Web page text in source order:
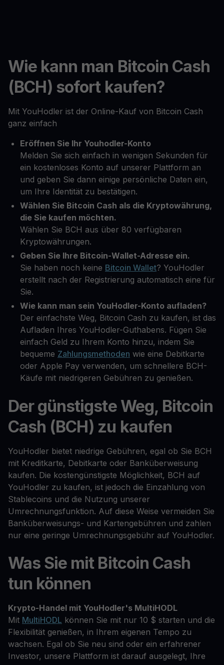
Wie kann man Bitcoin Cash
(BCH) sofort kaufen?
Mit YouHodler ist der Online-Kauf von Bitcoin Cash
ganz einfach
Eröffnen Sie Ihr Youhodler-Konto
Melden Sie sich einfach in wenigen Sekunden für
ein kostenloses Konto auf unserer Plattform an
und geben Sie dann einige persönliche Daten ein,
um Ihre Identität zu bestätigen.
Wählen Sie Bitcoin Cash als die Kryptowährung,
die Sie kaufen möchten.
Wählen Sie BCH aus über 80 verfügbaren
Kryptowährungen.
Geben Sie Ihre Bitcoin-Wallet-Adresse ein.
Sie haben noch keine Bitcoin Wallet? YouHodler
erstellt nach der Registrierung automatisch eine für
Sie.
Wie kann man sein YouHodler-Konto aufladen?
Der einfachste Weg, Bitcoin Cash zu kaufen, ist das
Aufladen Ihres YouHodler-Guthabens. Fügen Sie
einfach Geld zu Ihrem Konto hinzu, indem Sie
bequeme Zahlungsmethoden wie eine Debitkarte
oder Apple Pay verwenden, um schnellere BCH-
Käufe mit niedrigeren Gebühren zu genießen.
Der günstigste Weg, Bitcoin
Cash (BCH) zu kaufen
YouHodler bietet niedrige Gebühren, egal ob Sie BCH
mit Kreditkarte, Debitkarte oder Banküberweisung
kaufen. Die kostengünstigste Möglichkeit, BCH auf
YouHodler zu kaufen, ist jedoch die Einzahlung von
Stablecoins und die Nutzung unserer
Umrechnungsfunktion. Auf diese Weise vermeiden Sie
Banküberweisungs- und Kartengebühren und zahlen
nur eine geringe Umrechnungsgebühr auf YouHodler.
Was Sie mit Bitcoin Cash
tun können
Krypto-Handel mit YouHodler's MultiHODL
Mit MultiHODL können Sie mit nur 10 $ starten und die
Flexibilität genießen, in Ihrem eigenen Tempo zu
wachsen. Egal ob Sie neu sind oder ein erfahrener
Investor, unsere Plattform ist darauf ausgelegt, Ihre